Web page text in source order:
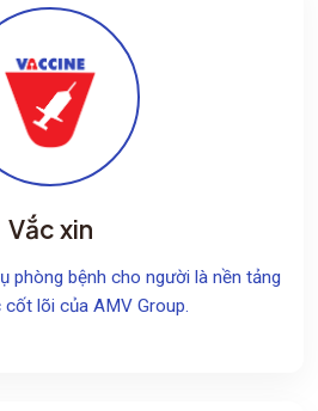
Vắc xin
phòng bệnh cho người là nền tảng
lõi của AMV Group.